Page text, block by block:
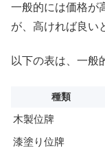
一般的には価格が
が、高ければ良い
以下の表は、一般
種類
木製位牌
漆塗り位牌